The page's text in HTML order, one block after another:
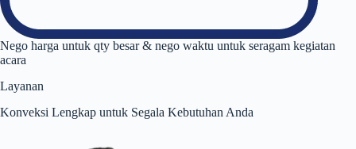
Nego harga untuk qty besar & nego waktu untuk seragam kegiatan
acara
Layanan
Konveksi Lengkap untuk Segala Kebutuhan Anda